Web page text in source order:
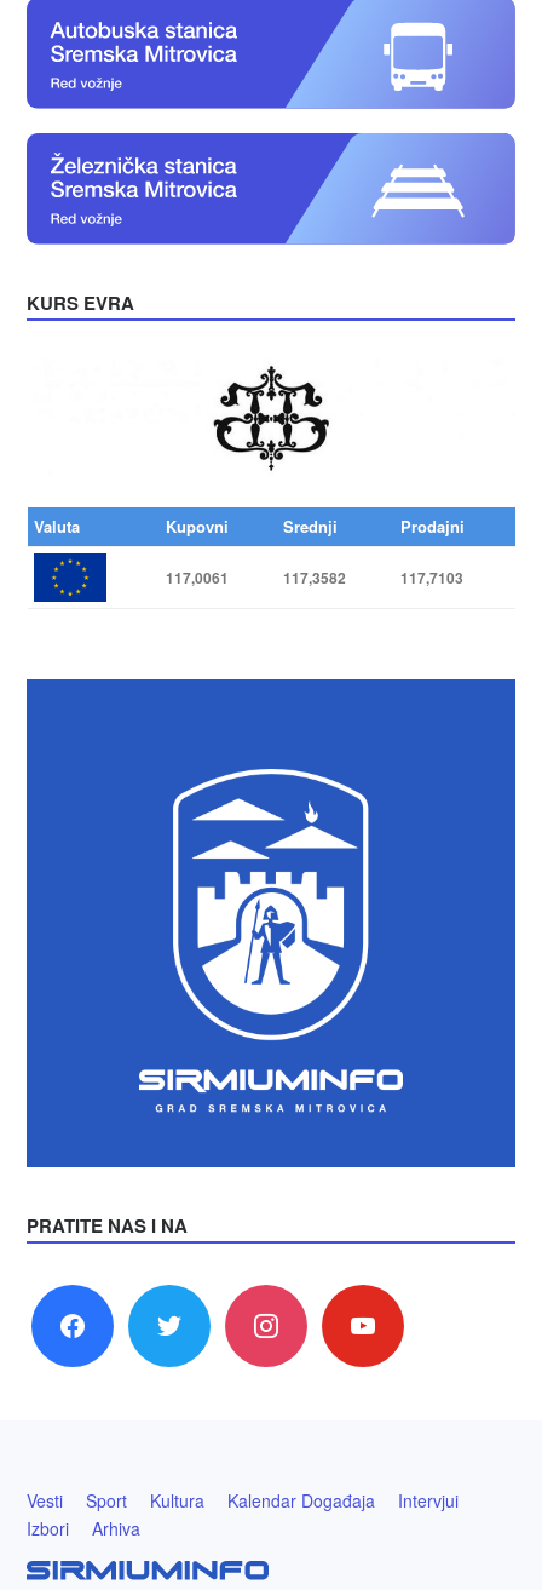
KURS EVRA
Valuta Kupovni Srednji Prodajni
117,0061 117,3582 117,7103
PRATITE NAS I NA
facebook twitter instagram youtube
Vesti Sport Kultura Kalendar Događaja
Intervjui
Izbori
Arhiva